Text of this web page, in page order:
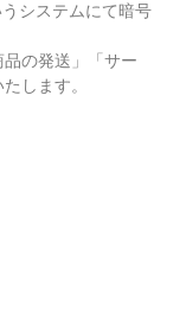
システムにて暗号
の発送」「サー
します。